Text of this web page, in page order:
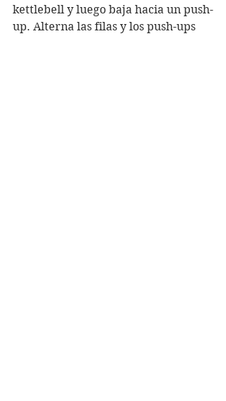
kettlebell y luego baja hacia un push-
up. Alterna las filas y los push-ups